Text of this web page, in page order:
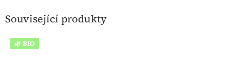
Související produkty
🌿 BIO